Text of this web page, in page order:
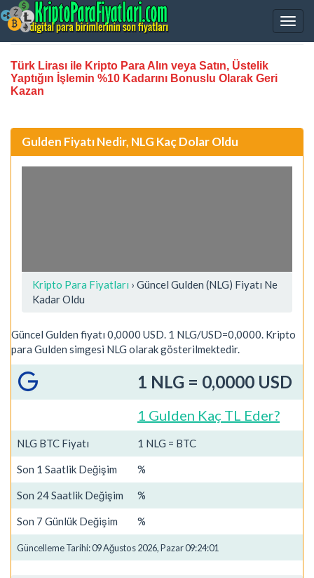
Türk Lirası ile Kripto Para Alın veya Satın, Üstelik
Yaptığın İşlemin %10 Kadarını Bonuslu Olarak Geri
Kazan
Gulden Fiyatı Nedir, NLG Kaç Dolar Oldu
Kripto Para Fiyatları › Güncel Gulden (NLG) Fiyatı Ne
Kadar Oldu
Güncel Gulden fiyatı 0,0000 USD. 1 NLG/USD=0,0000. Kripto
para Gulden simgesi NLG olarak gösterilmektedir.
1 NLG = 0,0000 USD
1 Gulden Kaç TL Eder?
NLG BTC Fiyatı 1 NLG = BTC
Son 1 Saatlik Değişim %
Son 24 Saatlik Değişim %
Son 7 Günlük Değişim %
Güncelleme Tarihi: 09 Ağustos 2026, Pazar 09:24:01